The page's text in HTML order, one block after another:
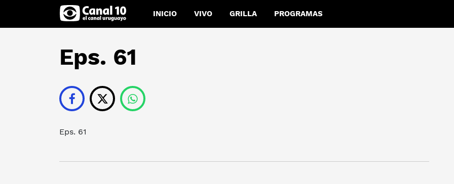
INICIO VIVO GRILLA PROGRAMAS
Eps. 61
Eps. 61